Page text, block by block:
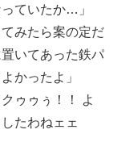
ていたか…」
みたら案の定だ
いてあった鉄パ
かったよ」
ゥゥぅ！！ よ
たわねェェ